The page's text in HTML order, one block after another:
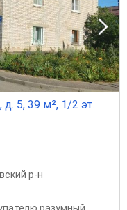
5, 39 м², 1/2 эт.
р-н